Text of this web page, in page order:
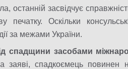
останній засвідчує
печатку. Оскільки
за межами України.
спадщини засобами
заяві, спадкоємець повинен